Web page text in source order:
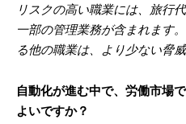
リスクの高い職業には、旅行
一部の管理業務が含まれます
る他の職業は、より少ない脅威
自動化が進む中で、労働市場
よいですか？